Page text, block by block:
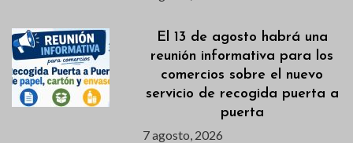
El 13 de agosto habrá una
reunión informativa para los
comercios sobre el nuevo
servicio de recogida puerta a
puerta
7 agosto, 2026